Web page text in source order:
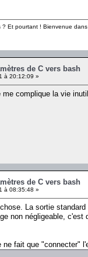
Et pourtant ! Bienvenue dans
de C vers bash
à 20:12:09 »
complique la vie
de C vers bash
à 08:35:48 »
La sortie
non négligeable,
fait que "connecter"